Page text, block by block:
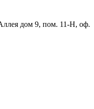
дом 9, пом. 11-Н, оф.